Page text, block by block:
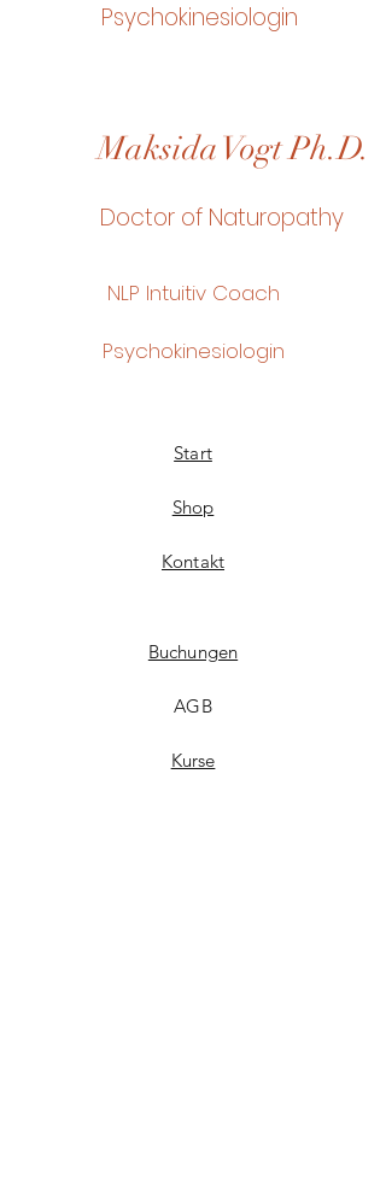
Psychokinesiologin
Maksida Vogt Ph.D.
Doctor of Naturopathy
NLP Intuitiv Coach
Psychokinesiologin
Start
Shop
Kontakt
Buchungen
AGB
Kurse